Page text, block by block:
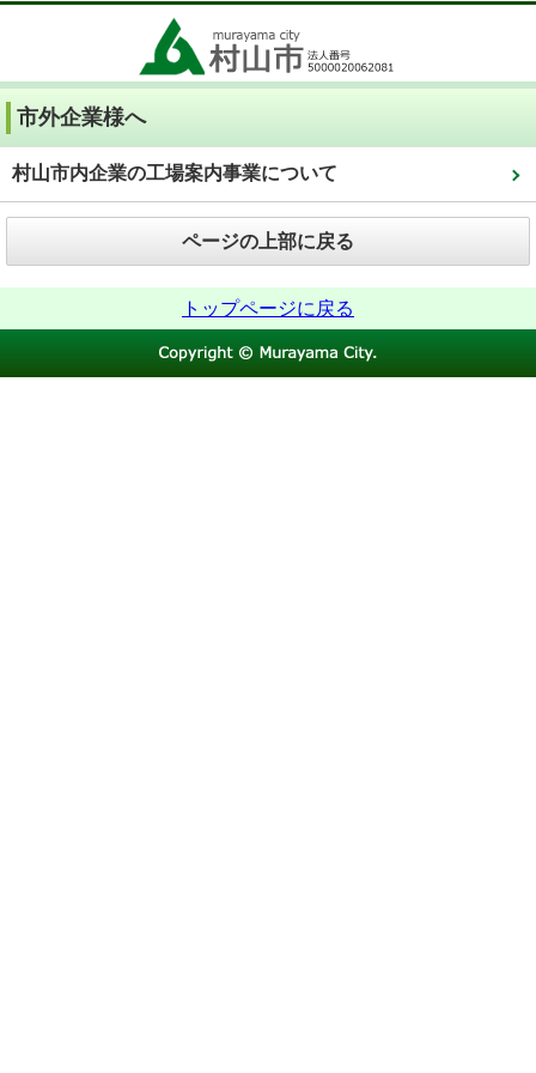
市外企業様へ
村山市内企業の工場案内事業について
ページの上部に戻る
トップページに戻る